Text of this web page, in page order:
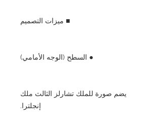
■ ميزات التصميم
● السطح (الوجه الأمامي)
يضم صورة للملك تشارلز الثالث ملك
إنجلترا.